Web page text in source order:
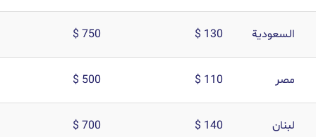
السعودية 130 $
750 $
مصر 110 $
500 $
لبنان 140 $
700 $